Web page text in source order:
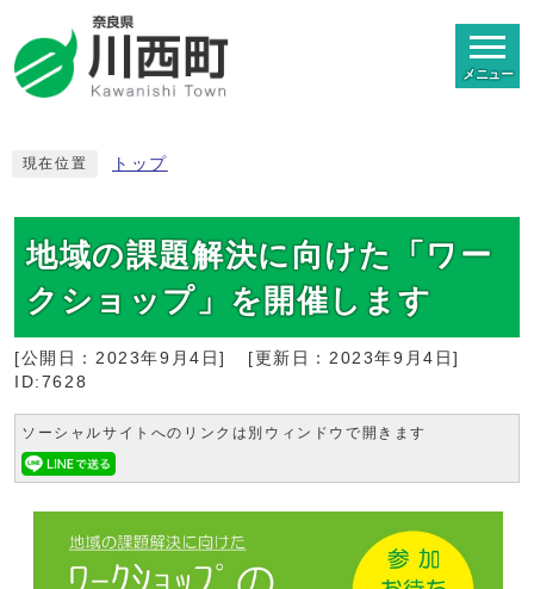
メニュー
現在位置 トップ
地域の課題解決に向けた「ワー
クショップ」を開催します
[公開日： 2023年9月4日] [更新日： 2023年9月4日]
ID:7628
ソーシャルサイトへのリンクは別ウィンドウで開きます